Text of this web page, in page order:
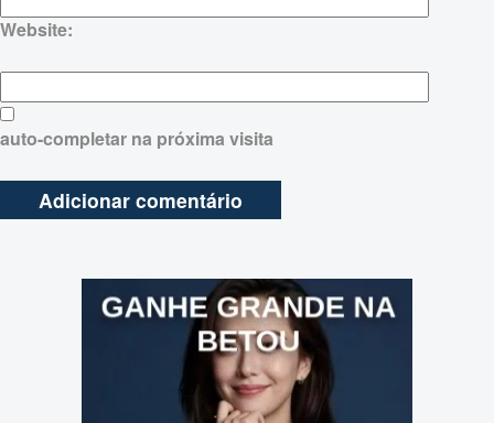
Website:
auto-completar na próxima visita